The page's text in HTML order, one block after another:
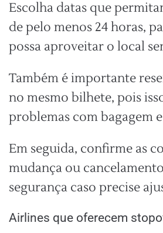
Escolha datas que
de pelo menos 24 horas,
possa aproveitar o local
Também é importante
no mesmo bilhete, pois
problemas com bagagem
Em seguida, confirme as
mudança ou
segurança caso precise
Airlines que oferecem